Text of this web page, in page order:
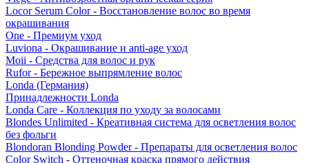
Locor Serum Color - Восстановление волос во время
окрашивания
One - Премиум уход
Luviona - Окрашивание и anti-age уход
Moii - Средства для волос и рук
Rufor - Бережное выпрямление волос
Londa (Германия)
Принадлежности Londa
Londa Care - Коллекция по уходу за волосами
Blondes Unlimited - Креативная система для осветления волос
без фольги
Blondoran Blonding Powder - Препараты для осветления волос
Color Switch - Оттеночная краска прямого действия